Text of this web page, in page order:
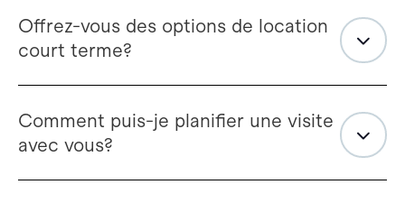
Offrez-vous des options de location
court terme?
Comment puis-je planifier une visite
avec vous?